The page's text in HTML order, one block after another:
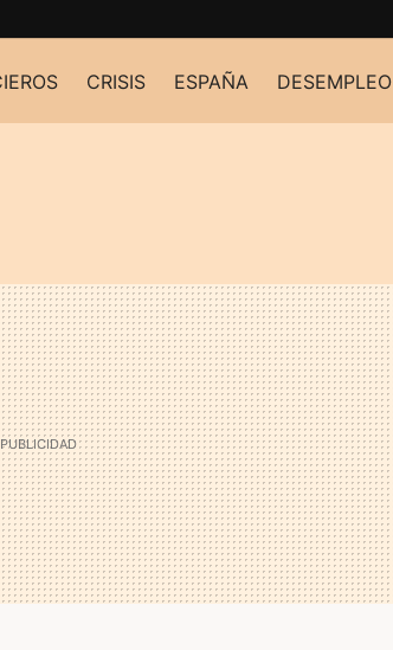
CRISIS ESPAÑA DESEMPLEO